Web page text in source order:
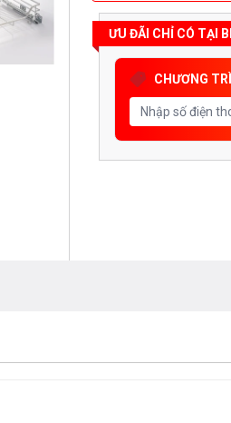
ƯU ĐÃI CHỈ CÓ TẠI
CHƯƠNG